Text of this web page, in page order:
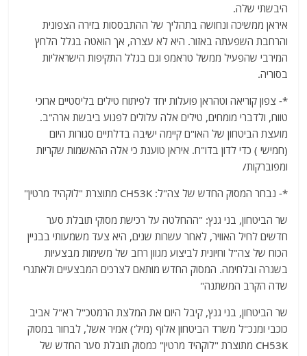
היבשתי שלה.
איראן ממשיכה ונחושה בתהליך של ההתבססות בזירה הצפונית
והרחבת השפעתה באזור. היא לא עצרה, אך הואטה בגלל הלחץ
המירבי שהפעיל ממשל טראמפ וגם בגלל התקיפות הישראליות
בסוריה.
*- צפון קוריאה וטהראן פועלות יחד לפיתוח טילים בליסטיים ארוכי
טווח, ולדברי מומחים, טילים אלה עלולים לפגוע ביבשת ארה"ב.
מועצת הביטחון של האו"ם קיימה ישיבה בדלתיים סגורות היום
(חמישי ) כדי לדון בדו"ח. איראן טוענת כי אלה ההאשמות שקריות
ומפוברקות/
*- נבחר המסוק החדש של צה"ל: CH53K מתוצרת "לוקהיד מרטין"
שר הביטחון, בני גנץ: "ההחלטה על רכישת מסוקי תובלת סער
חדשים לחיל האוויר, לאחר עשרות שנים, היא צעד משמעותי בבניין
הכוח של צה"ל וחיונית לביצוע מגוון רחב של משימות מבצעיות
בשגרה ובלחימה. המסוק החדש מותאם לצרכים המבצעיים ולאתגרי
שדה הקרב המשתנה"
שר הביטחון, בני גנץ, קיבל היום את המלצת הרמטכ"ל רא"ל אביב
כוכבי ומנכ"ל משרד הביטחון אלוף (מיל') אמיר אשל, לבחור במסוק
CH53K מתוצרת "לוקהיד מרטין" כמסוק תובלת סער החדש של